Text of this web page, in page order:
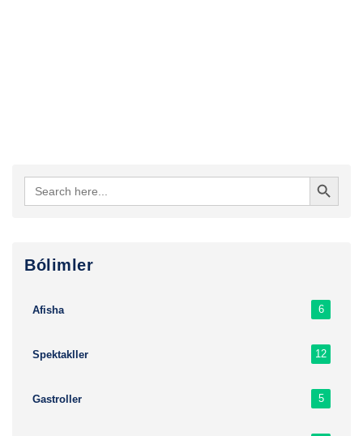
Search
for:
Search Button
Bólimler
Afisha 6
Spektakller 12
Gastroller 5